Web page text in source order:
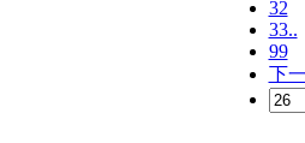
32
33..
99
下